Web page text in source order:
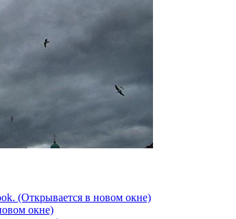
(Открывается в новом окне)
окне)